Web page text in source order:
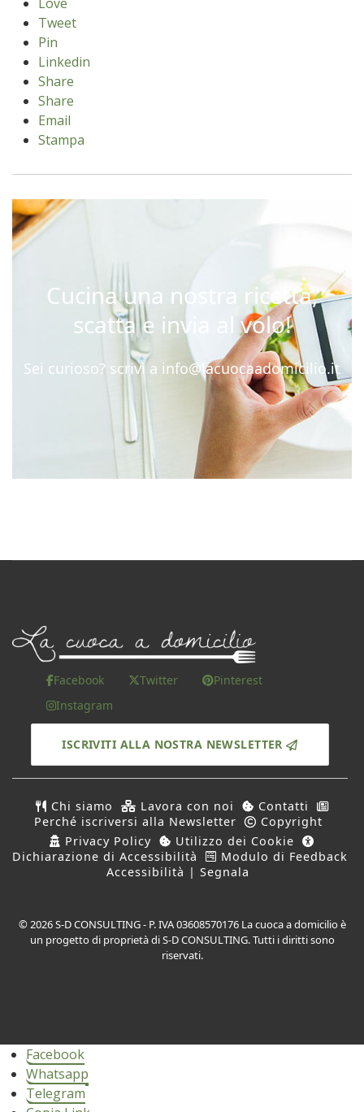
Tweet
Pin
Linkedin
Share
Share
Email
Stampa
Cucina una nostra ricetta,
scatta e invia al volo!
Sei curioso? scrivi a info@lacuocaadomicilio.it
Facebook Twitter
Pinterest
Instagram
ISCRIVITI ALLA NOSTRA NEWSLETTER
Chi siamo Lavora con noi
Contatti
Perché iscriversi alla Newsletter
Copyright
Privacy Policy
Utilizzo dei Cookie
Dichiarazione di Accessibilità
Modulo di Feedback
Accessibilità | Segnala
© 2026 S-D CONSULTING - P. IVA 03608570176 La cuoca a domicilio è
un progetto di proprietà di S-D CONSULTING. Tutti i diritti sono
riservati.
Facebook
Whatsapp
Telegram